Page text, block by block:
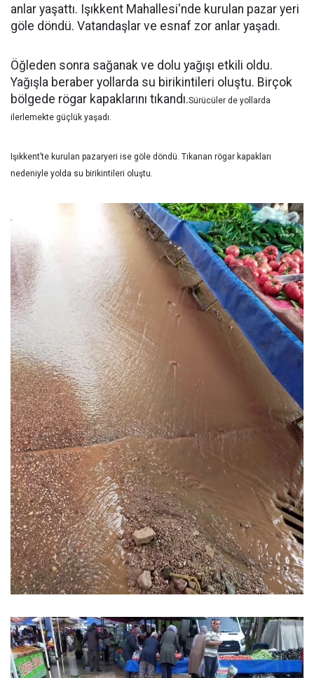
anlar yaşattı. Işıkkent Mahallesi'nde kurulan pazar yeri
göle döndü. Vatandaşlar ve esnaf zor anlar yaşadı.
Öğleden sonra sağanak ve dolu yağışı etkili oldu.
Yağışla beraber yollarda su birikintileri oluştu. Birçok
bölgede rögar kapaklarını tıkandı.Sürücüler de yollarda
ilerlemekte güçlük yaşadı.
Işıkkent’te kurulan pazaryeri ise göle döndü. Tıkanan rögar kapakları
nedeniyle yolda su birikintileri oluştu.